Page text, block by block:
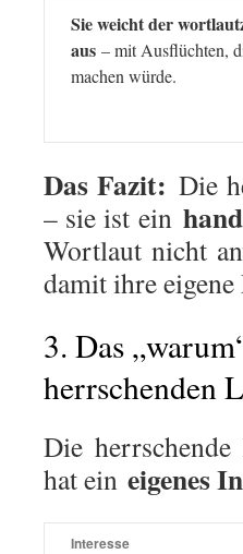
Sie weicht der
aus – mit Ausflüchten,
machen würde.
Das Fazit: Die
– sie ist ein
Wortlaut nicht
damit ihre
3. Das
herrschenden
Die
hat ein eigenes
Interesse